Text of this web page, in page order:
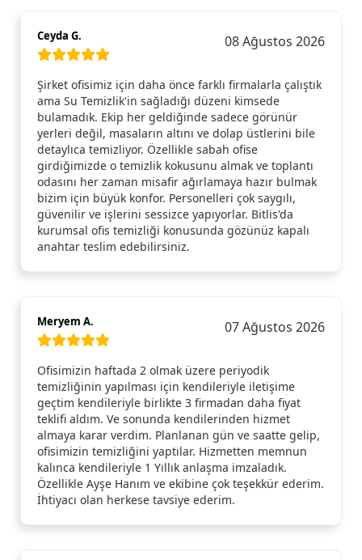
Ceyda G. 08 Ağustos 2026
Şirket ofisimiz için daha önce farklı firmalarla çalıştık
ama Su Temizlik'in sağladığı düzeni kimsede
bulamadık. Ekip her geldiğinde sadece görünür
yerleri değil, masaların altını ve dolap üstlerini bile
detaylıca temizliyor. Özellikle sabah ofise
girdiğimizde o temizlik kokusunu almak ve toplantı
odasını her zaman misafir ağırlamaya hazır bulmak
bizim için büyük konfor. Personelleri çok saygılı,
güvenilir ve işlerini sessizce yapıyorlar. Bitlis'da
kurumsal ofis temizliği konusunda gözünüz kapalı
anahtar teslim edebilirsiniz.
Meryem A. 07 Ağustos 2026
Ofisimizin haftada 2 olmak üzere periyodik
temizliğinin yapılması için kendileriyle iletişime
geçtim kendileriyle birlikte 3 firmadan daha fiyat
teklifi aldım. Ve sonunda kendilerinden hizmet
almaya karar verdim. Planlanan gün ve saatte gelip,
ofisimizin temizliğini yaptılar. Hizmetten memnun
kalınca kendileriyle 1 Yıllık anlaşma imzaladık.
Özellikle Ayşe Hanım ve ekibine çok teşekkür ederim.
İhtiyacı olan herkese tavsiye ederim.